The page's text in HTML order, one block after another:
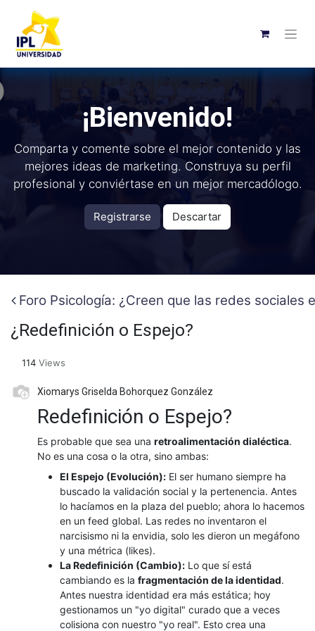
¡Bienvenido!
Comparta y comente sobre el mejor contenido y las
mejores ideas de marketing. Construya su perfil
profesional y conviértase en un mejor mercadólogo.
Registrarse Descartar
Foro Psicología: ¿Creen que las redes
¿Redefinición o Espejo?
114 Views
Xiomarys Griselda Bohorquez González
Redefinición o Espejo?
​Es probable que sea una retroalimentación dialéctica.
No es una cosa o la otra, sino ambas:
El Espejo (Evolución): El ser humano siempre ha
buscado la validación social y la pertenencia. Antes
lo hacíamos en la plaza del pueblo; ahora lo hacemos
en un feed global. Las redes no inventaron el
narcisismo ni la envidia, solo les dieron un megáfono
y una métrica (likes).
La Redefinición (Cambio): Lo que sí está
cambiando es la fragmentación de la identidad.
Antes nuestra identidad era más estática; hoy
gestionamos un "yo digital" curado que a veces
colisiona con nuestro "yo real". Esto crea una